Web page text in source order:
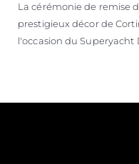
La cérémonie de remise
prestigieux décor de
l'occasion du Superyacht